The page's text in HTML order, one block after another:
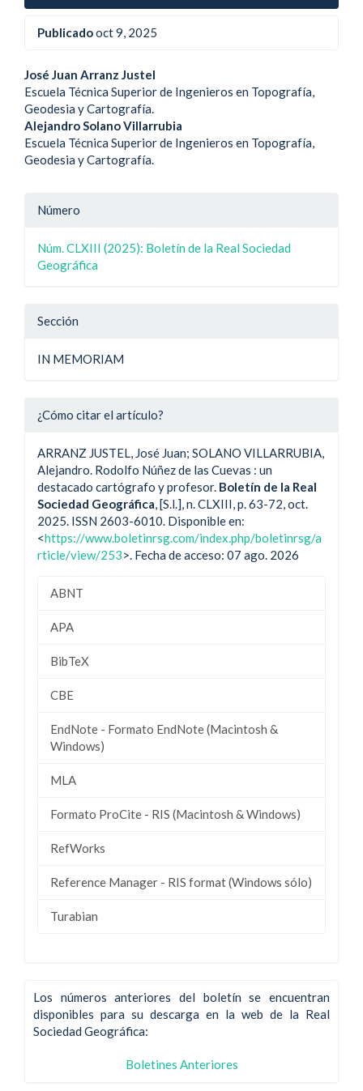
Publicadooct 9, 2025
Contenido
principal
del
artículo
José Juan Arranz Justel
Escuela Técnica Superior de Ingenieros en Topografía,
Geodesia y Cartografía.
Alejandro Solano Villarrubia
Escuela Técnica Superior de Ingenieros en Topografía,
Geodesia y Cartografía.
Detalle
artículo
Número
Núm. CLXIII (2025): Boletín de la Real Sociedad
Geográfica
Sección
IN MEMORIAM
¿Cómo citar el artículo?
ARRANZ JUSTEL, José Juan; SOLANO VILLARRUBIA,
Alejandro. Rodolfo Núñez de las Cuevas : un
destacado cartógrafo y profesor. Boletín de la Real
Sociedad Geográfica , [S.l.], n. CLXIII, p. 63-72, oct.
2025. ISSN 2603-6010. Disponible en:
<https://www.boletinrsg.com/index.php/boletinrsg/a
rticle/view/253>. Fecha de acceso: 07 ago. 2026
ABNT
APA
BibTeX
CBE
EndNote - Formato EndNote (Macintosh &
Windows)
MLA
Formato ProCite - RIS (Macintosh & Windows)
RefWorks
Reference Manager - RIS format (Windows sólo)
Turabian
Los números anteriores del boletín se encuentran
disponibles para su descarga en la web de la Real
Sociedad Geográfica:
Boletines Anteriores